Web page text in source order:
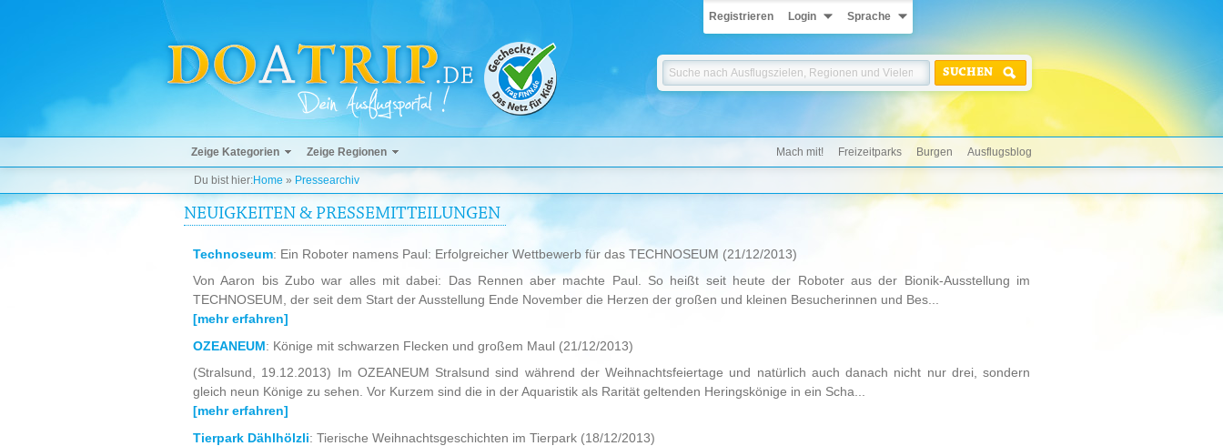
Registrieren Login Sprache
SUCHEN
Zeige Kategorien Zeige Regionen Mach mit! Freizeitparks Burgen Ausflugsblog
Du bist hier:Home » Pressearchiv
NEUIGKEITEN & PRESSEMITTEILUNGEN
Technoseum: Ein Roboter namens Paul: Erfolgreicher Wettbewerb für das TECHNOSEUM (21/12/2013)
Von Aaron bis Zubo war alles mit dabei: Das Rennen aber machte Paul. So heißt seit heute der Roboter aus der Bionik-Ausstellung im
TECHNOSEUM, der seit dem Start der Ausstellung Ende November die Herzen der großen und kleinen Besucherinnen und Bes...
[mehr erfahren]
OZEANEUM: Könige mit schwarzen Flecken und großem Maul (21/12/2013)
(Stralsund, 19.12.2013) Im OZEANEUM Stralsund sind während der Weihnachtsfeiertage und natürlich auch danach nicht nur drei, sondern
gleich neun Könige zu sehen. Vor Kurzem sind die in der Aquaristik als Rarität geltenden Heringskönige in ein Scha...
[mehr erfahren]
Tierpark Dählhölzli: Tierische Weihnachtsgeschichten im Tierpark (18/12/2013)